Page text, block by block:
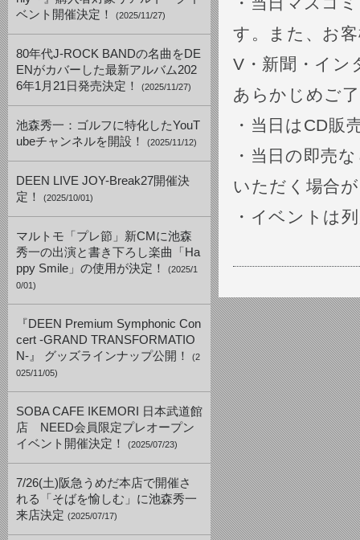
ベント開催決定！
(2025/11/27)
80年代J-ROCK BANDの名曲をDE
ENがカバーした最新アルバム202
6年1月21日発売決定！
(2025/11/27)
池森秀一：ゴルフに特化したYouT
ubeチャンネルを開設！
(2025/11/12)
DEEN LIVE JOY-Break27開催決
定！
(2025/10/01)
マルトモ「プレ節」新CMに池森
秀一の出演と書き下ろし楽曲「Ha
ppy Smile」の使用が決定！
(2025/1
0/01)
『DEEN Premium Symphonic Con
cert -GRAND TRANSFORMATIO
N-』 グッズラインナップ公開！
(2
025/11/05)
SOBA CAFE IKEMORI 日本武道館
店 NEED会員限定プレオープン
イベント開催決定！
(2025/07/23)
7/26(土)阪急うめだ本店で開催さ
れる「そばを愉しむ」に池森秀一
来店決定 (2025/07/17)
す。また、お
V・新聞・イン
あらかじめご
・当日はCD販
・当日の即売
いただく場合
・イベントは